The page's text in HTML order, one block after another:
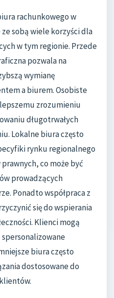
rachunkowego w
sobą wiele korzyści dla
w tym regionie. Przede
pozwala na
wymianę
a biurem. Osobiste
zrozumieniu
długotrwałych
Lokalne biura często
rynku regionalnego
co może być
prowadzących
Ponadto współpraca z
się do wspierania
Klienci mogą
biura często
dostosowane do